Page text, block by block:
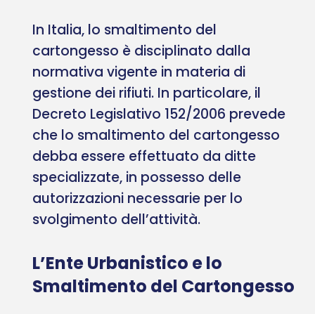
In Italia, lo smaltimento del
cartongesso è disciplinato dalla
normativa vigente in materia di
gestione dei rifiuti. In particolare, il
Decreto Legislativo 152/2006 prevede
che lo smaltimento del cartongesso
debba essere effettuato da ditte
specializzate, in possesso delle
autorizzazioni necessarie per lo
svolgimento dell’attività.
L’Ente Urbanistico e lo
Smaltimento del Cartongesso